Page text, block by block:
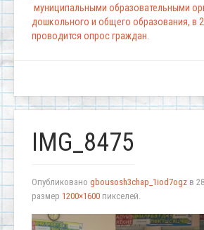
муниципальными образовательными
дошкольного и общего образования, в
проводится опрос граждан.
IMG_8475
Опубликовано gbousosh3chap_1iod7ogz в
размер 1200×1600 пикселей.